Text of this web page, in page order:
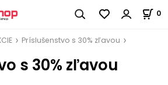
0
Príslušenstvo s 30% zľavou
s 30% zľavou